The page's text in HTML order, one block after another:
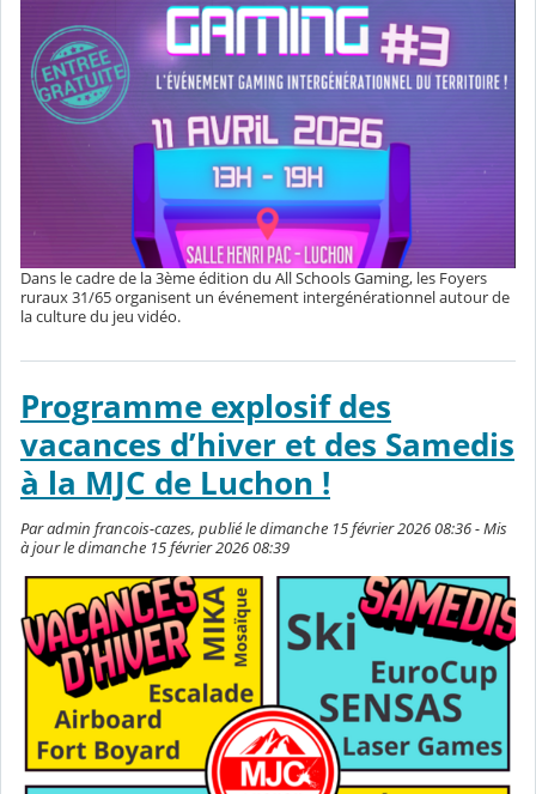
Dans le cadre de la 3ème édition du All Schools Gaming, les Foyers
ruraux 31/65 organisent un événement intergénérationnel autour de
la culture du jeu vidéo.
Programme explosif des
vacances d’hiver et des Samedis
à la MJC de Luchon !
Par admin francois-cazes, publié le dimanche 15 février 2026 08:36 - Mis
à jour le dimanche 15 février 2026 08:39